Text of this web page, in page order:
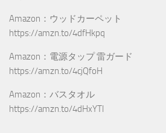
Amazon：ウッドカーペット
https://amzn.to/4dfHkpq
Amazon：電源タップ 雷ガード
https://amzn.to/4cjQfoH
Amazon：バスタオル
https://amzn.to/4dHxYTl